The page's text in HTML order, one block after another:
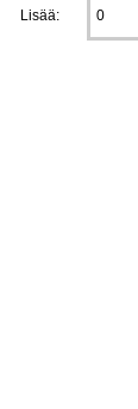
Lisää: